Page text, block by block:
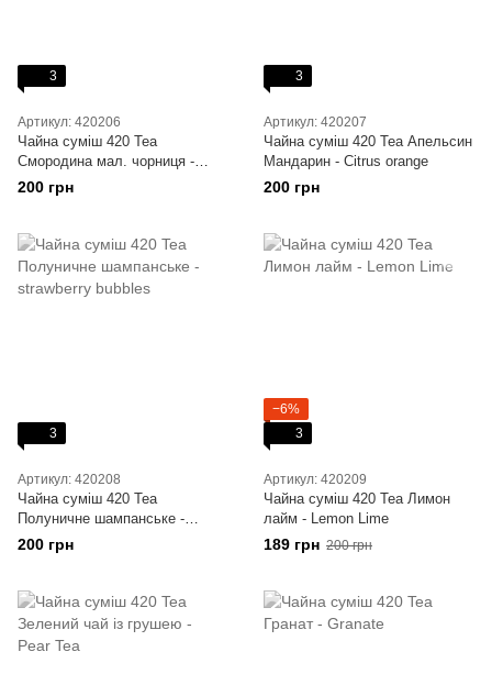
3
Артикул: 420206
Чайна суміш 420 Tea
Смородина мал. чорниця -
someberry
200 грн
3
Артикул: 420207
Чайна суміш 420 Tea Апельсин
Мандарин - Citrus orange
200 грн
3
Артикул: 420208
Чайна суміш 420 Tea
Полуничне шампанське -
strawberry bubbles
200 грн
−6%
3
Артикул: 420209
Чайна суміш 420 Tea Лимон
лайм - Lemon Lime
189 грн 200 грн